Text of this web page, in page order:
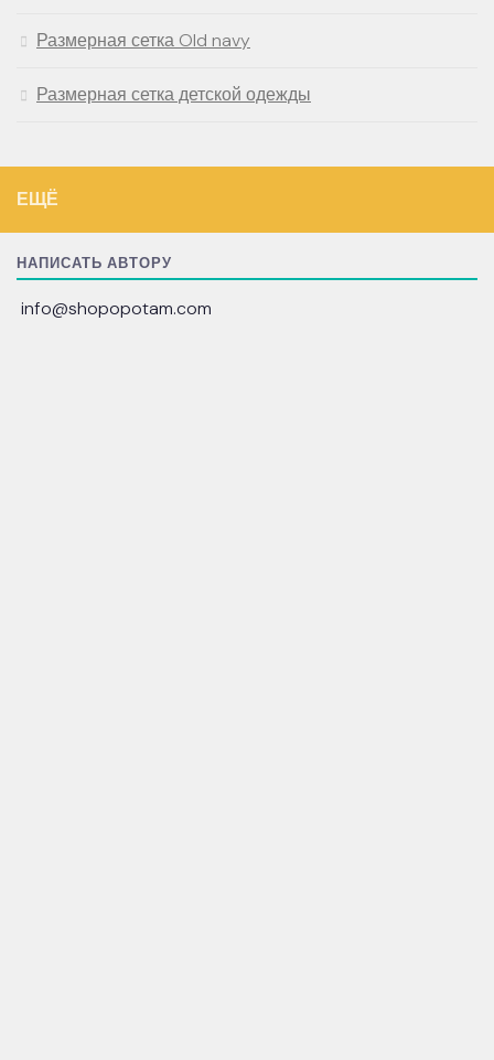
Размерная сетка Old navy
Размерная сетка детской одежды
ЕЩЁ
НАПИСАТЬ АВТОРУ
info@shopopotam.com